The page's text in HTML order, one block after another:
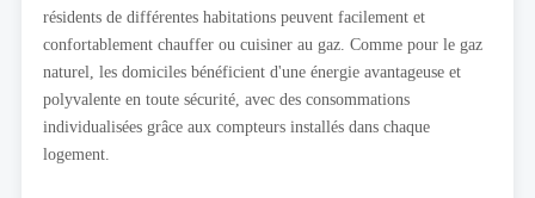
résidents de différentes habitations peuvent facilement et
confortablement chauffer ou cuisiner au gaz. Comme pour le gaz
naturel, les domiciles bénéficient d'une énergie avantageuse et
polyvalente en toute sécurité, avec des consommations
individualisées grâce aux compteurs installés dans chaque
logement.